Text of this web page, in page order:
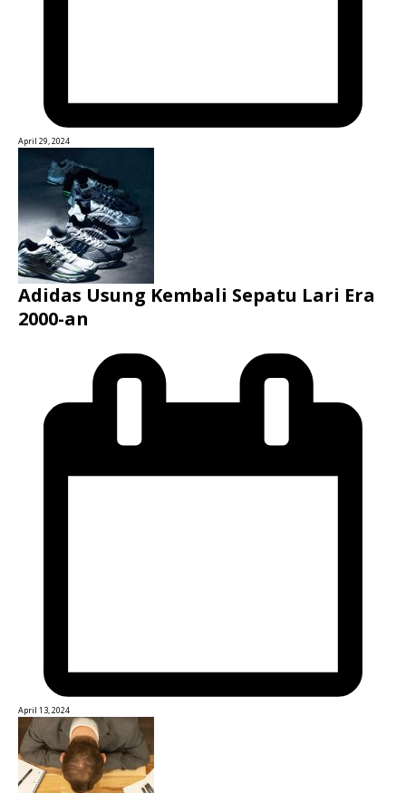
April 29, 2024
Adidas Usung Kembali Sepatu Lari Era
2000-an
April 13, 2024